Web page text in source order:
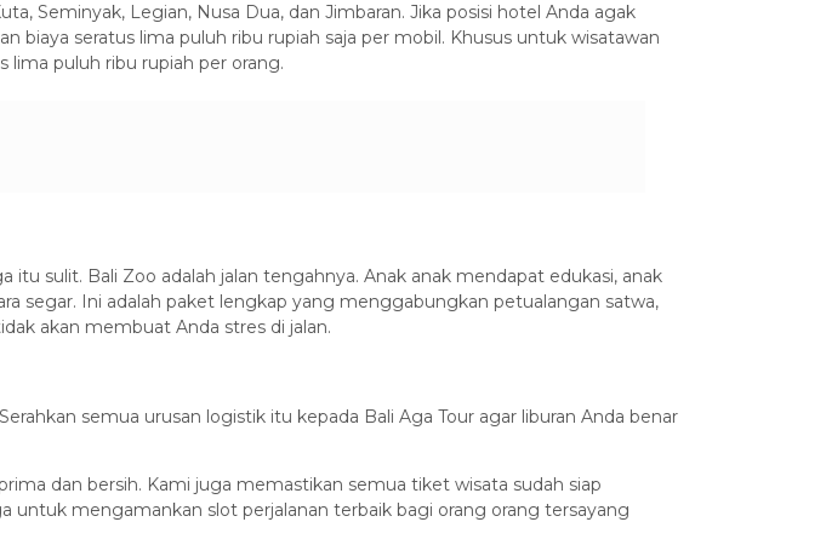
Seminyak, Legian, Nusa Dua, dan Jimbaran. Jika posisi hotel Anda agak
biaya seratus lima puluh ribu rupiah saja per mobil. Khusus untuk wisatawan
lima puluh ribu rupiah per orang.
sulit. Bali Zoo adalah jalan tengahnya. Anak anak mendapat edukasi, anak
segar. Ini adalah paket lengkap yang menggabungkan petualangan satwa,
akan membuat Anda stres di jalan.
semua urusan logistik itu kepada Bali Aga Tour agar liburan Anda benar
dan bersih. Kami juga memastikan semua tiket wisata sudah siap
untuk mengamankan slot perjalanan terbaik bagi orang orang tersayang